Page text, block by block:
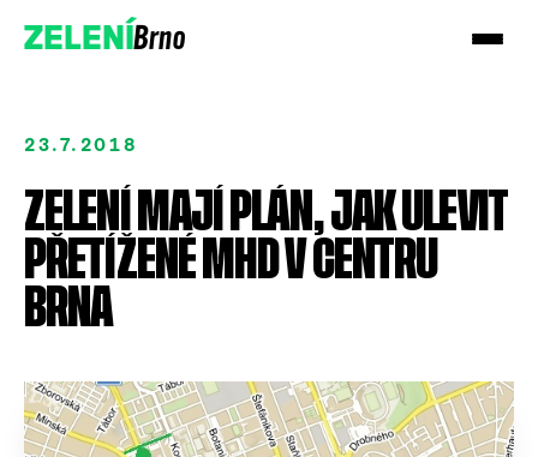
ZELENÍBrno
23.7.2018
ZELENÍ MAJÍ PLÁN, JAK ULEVIT
PŘETÍŽENÉ MHD V CENTRU
BRNA